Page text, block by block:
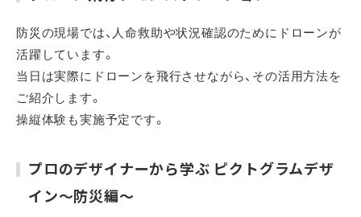
防災の現場では、人命救助や状況確認のためにドローンが
活躍しています。
当日は実際にドローンを飛行させながら、その活用方法を
ご紹介します。
操縦体験も実施予定です。
プロのデザイナーから学ぶ ピクトグラムデザ
イン～防災編～